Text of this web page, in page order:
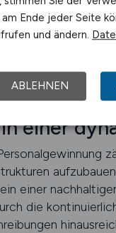
im
liefert.
einer
einer
die
Ende jeder Seite
und ändern.
ABLEHNEN